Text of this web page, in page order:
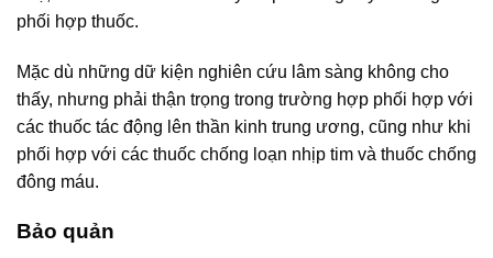
phối hợp thuốc.
Mặc dù những dữ kiện nghiên cứu lâm sàng không cho
thấy, nhưng phải thận trọng trong trường hợp phối hợp với
các thuốc tác động lên thần kinh trung ương, cũng như khi
phối hợp với các thuốc chống loạn nhịp tim và thuốc chống
đông máu.
Bảo quản